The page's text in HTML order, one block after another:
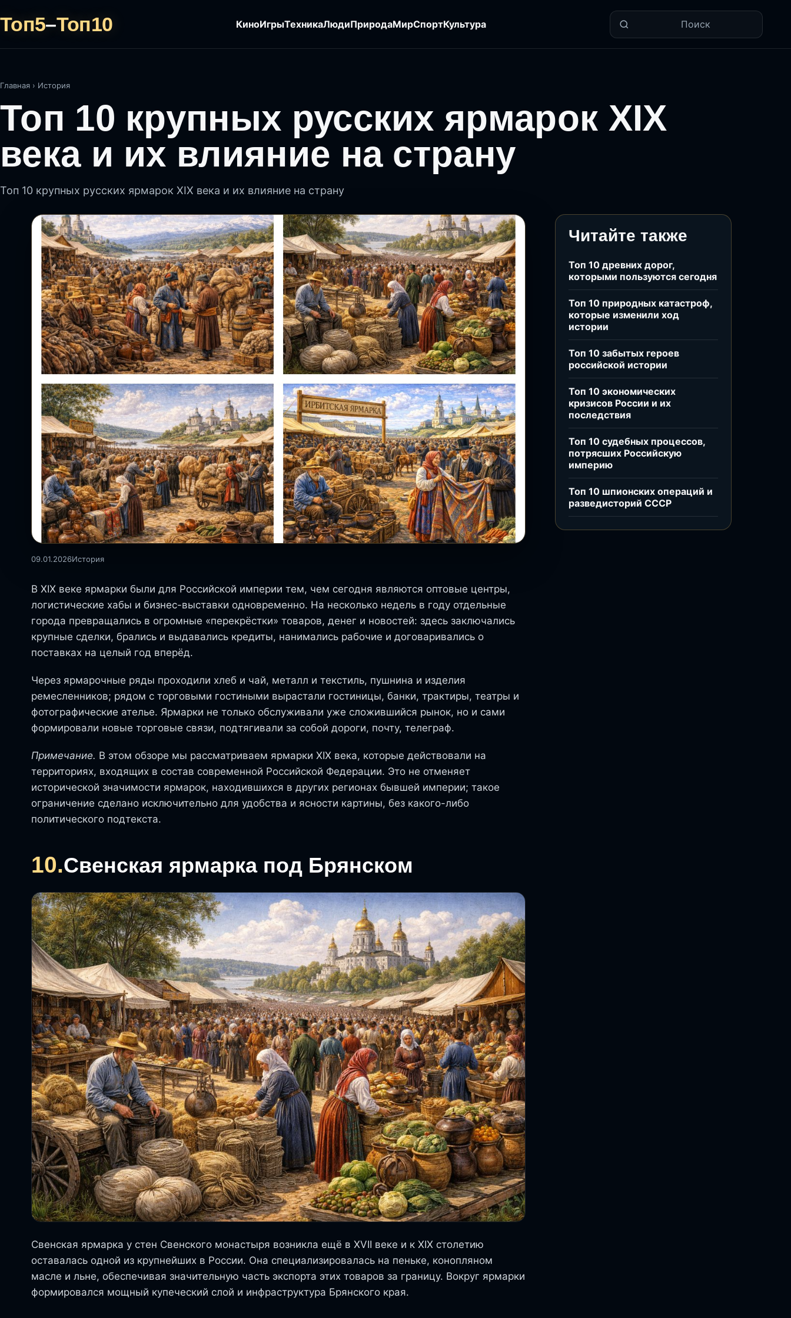
Топ5–Топ10 КиноИгрыТехникаЛюдиПриродаМирСпортКультура Поиск
Главная › История
Топ 10 крупных русских ярмарок XIX
века и их влияние на страну
Топ 10 крупных русских ярмарок XIX века и их влияние на страну
09.01.2026История
В XIX веке ярмарки были для Российской империи тем, чем сегодня являются оптовые центры,
логистические хабы и бизнес-выставки одновременно. На несколько недель в году отдельные
города превращались в огромные «перекрёстки» товаров, денег и новостей: здесь заключались
крупные сделки, брались и выдавались кредиты, нанимались рабочие и договаривались о
поставках на целый год вперёд.
Через ярмарочные ряды проходили хлеб и чай, металл и текстиль, пушнина и изделия
ремесленников; рядом с торговыми гостиными вырастали гостиницы, банки, трактиры, театры и
фотографические ателье. Ярмарки не только обслуживали уже сложившийся рынок, но и сами
формировали новые торговые связи, подтягивали за собой дороги, почту, телеграф.
Примечание. В этом обзоре мы рассматриваем ярмарки XIX века, которые действовали на
территориях, входящих в состав современной Российской Федерации. Это не отменяет
исторической значимости ярмарок, находившихся в других регионах бывшей империи; такое
ограничение сделано исключительно для удобства и ясности картины, без какого-либо
политического подтекста.
10.Свенская ярмарка под Брянском
Свенская ярмарка у стен Свенского монастыря возникла ещё в XVII веке и к XIX столетию
оставалась одной из крупнейших в России. Она специализировалась на пеньке, конопляном
масле и льне, обеспечивая значительную часть экспорта этих товаров за границу. Вокруг ярмарки
формировался мощный купеческий слой и инфраструктура Брянского края.
Читайте также
Топ 10 древних дорог,
которыми пользуются сегодня
Топ 10 природных катастроф,
которые изменили ход
истории
Топ 10 забытых героев
российской истории
Топ 10 экономических
кризисов России и их
последствия
Топ 10 судебных процессов,
потрясших Российскую
империю
Топ 10 шпионских операций и
разведисторий СССР